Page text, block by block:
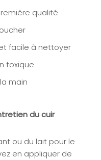
qualité
facile à nettoyer
toxique
main
du cuir
ou du lait pour le
en appliquer de